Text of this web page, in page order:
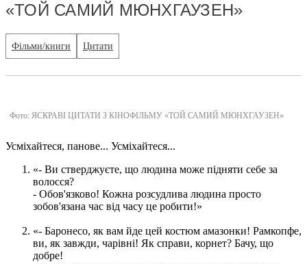
«ТОЙ САМИЙ МЮНХГАУЗЕН»
Фільми/книги Цитати
Фото: ЯСКРАВІ ЦИТАТИ З КІНОФІЛЬМУ «ТОЙ САМИЙ МЮНХГАУЗЕН»
Усміхайтеся, панове... Усміхайтеся...
«- Ви стверджуєте, що людина може підняти себе за
волосся?
- Обов'язково! Кожна розсудлива людина просто
зобов'язана час від часу це робити!»
«- Баронесо, як вам йде цей костюм амазонки! Рамкопфе,
ви, як завжди, чарівні! Як справи, корнет? Бачу, що
добре!